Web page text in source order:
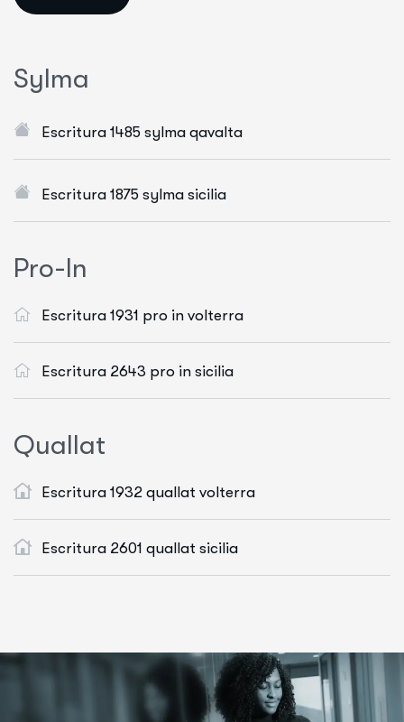
Sylma
Escritura 1485 sylma qavalta
Escritura 1875 sylma sicilia
Pro-In
Escritura 1931 pro in volterra
Escritura 2643 pro in sicilia
Quallat
Escritura 1932 quallat volterra
Escritura 2601 quallat sicilia